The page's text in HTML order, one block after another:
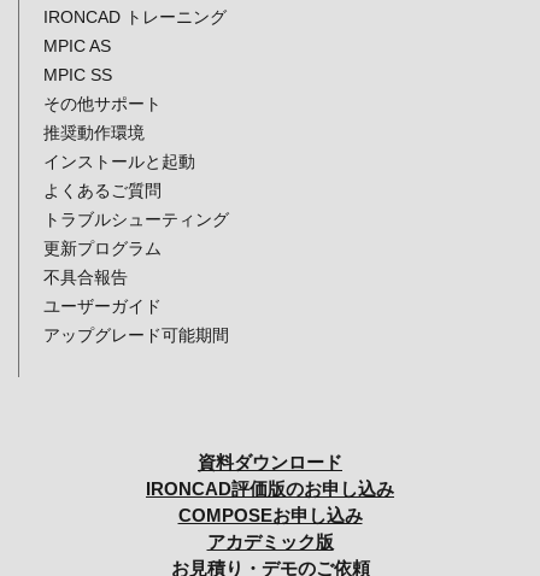
IRONCAD トレーニング
MPIC AS
MPIC SS
その他サポート
推奨動作環境
インストールと起動
よくあるご質問
トラブルシューティング
更新プログラム
不具合報告
ユーザーガイド
アップグレード可能期間
資料ダウンロード
IRONCAD評価版のお申し込み
COMPOSEお申し込み
アカデミック版
お見積り・デモのご依頼